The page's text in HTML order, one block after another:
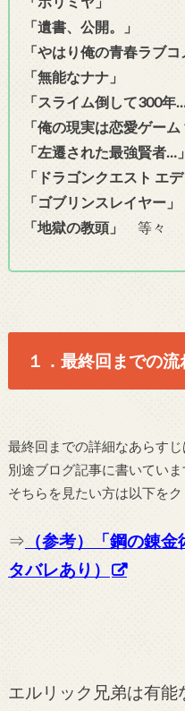
「遺書、公開。」
「やはり俺の青春ラブ
「無能なナナ」
「スライム倒して300年…
「俺の現実は恋愛ゲーム
「左遷された最強賢者…」
「ドラゴンクエスト エ
「ゴブリンスレイヤー」
「地獄の教頭」
等々
１．最終回までの流
最終回までの詳細なあらすじ
別途ブログ記事に書いてい
そちらを見たい方は以下をク
⇒ （参考）「鋼の錬
タバレあり）
エルリック兄弟は有能